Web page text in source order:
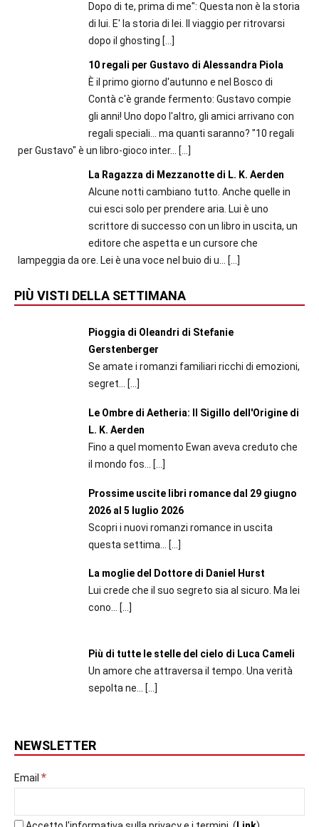
Dopo di te, prima di me": Questa non è la storia
di lui. E' la storia di lei. Il viaggio per ritrovarsi
dopo il ghosting […]
10 regali per Gustavo di Alessandra Piola
È il primo giorno d'autunno e nel Bosco di
Contà c'è grande fermento: Gustavo compie
gli anni! Uno dopo l'altro, gli amici arrivano con
regali speciali... ma quanti saranno? "10 regali
per Gustavo" è un libro-gioco inter... […]
La Ragazza di Mezzanotte di L. K. Aerden
Alcune notti cambiano tutto. Anche quelle in
cui esci solo per prendere aria. Lui è uno
scrittore di successo con un libro in uscita, un
editore che aspetta e un cursore che
lampeggia da ore. Lei è una voce nel buio di u... […]
PIÙ VISTI DELLA SETTIMANA
Pioggia di Oleandri di Stefanie
Gerstenberger
Se amate i romanzi familiari ricchi di emozioni,
segret... […]
Le Ombre di Aetheria: Il Sigillo dell'Origine di
L. K. Aerden
Fino a quel momento Ewan aveva creduto che
il mondo fos...
[…]
Prossime uscite libri romance dal 29 giugno
2026 al 5 luglio 2026
Scopri i nuovi romanzi romance in uscita
questa settima...
[…]
La moglie del Dottore di Daniel Hurst
Lui crede che il suo segreto sia al sicuro. Ma lei
cono... […]
Più di tutte le stelle del cielo di Luca Cameli
Un amore che attraversa il tempo. Una verità
sepolta ne...
[…]
NEWSLETTER
Email *